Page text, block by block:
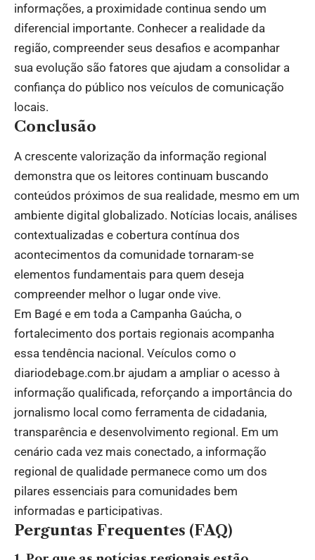
informações, a proximidade continua sendo um
diferencial importante. Conhecer a realidade da
região, compreender seus desafios e acompanhar
sua evolução são fatores que ajudam a consolidar a
confiança do público nos veículos de comunicação
locais.
Conclusão
A crescente valorização da informação regional
demonstra que os leitores continuam buscando
conteúdos próximos de sua realidade, mesmo em um
ambiente digital globalizado. Notícias locais, análises
contextualizadas e cobertura contínua dos
acontecimentos da comunidade tornaram-se
elementos fundamentais para quem deseja
compreender melhor o lugar onde vive.
Em Bagé e em toda a Campanha Gaúcha, o
fortalecimento dos portais regionais acompanha
essa tendência nacional. Veículos como o
diariodebage.com.br ajudam a ampliar o acesso à
informação qualificada, reforçando a importância do
jornalismo local como ferramenta de cidadania,
transparência e desenvolvimento regional. Em um
cenário cada vez mais conectado, a informação
regional de qualidade permanece como um dos
pilares essenciais para comunidades bem
informadas e participativas.
Perguntas Frequentes (FAQ)